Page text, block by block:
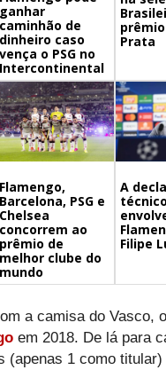
ganhar
caminhão de
dinheiro caso
vença o PSG no
Intercontinental
Prata
Flamengo,
Barcelona, PSG e
Chelsea
concorrem ao
prêmio de
melhor clube do
mundo
A
Filipe
a camisa do Vasco,
em 2018. De lá para
(apenas 1 como